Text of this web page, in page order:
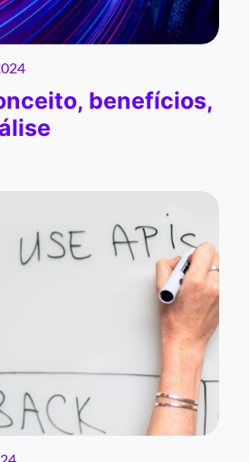
benefícios,